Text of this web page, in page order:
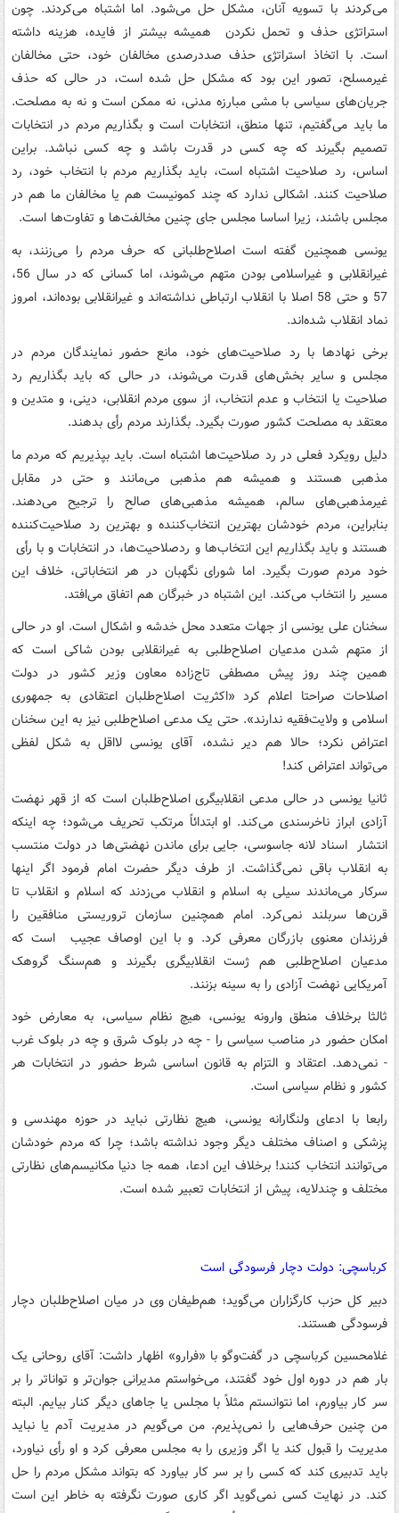
می‌کردند با تسویه آنان، مشکل حل می‌شود. اما اشتباه می‌کردند. چون
استراتژی حذف و تحمل نکردن همیشه بیشتر از فایده، هزینه داشته
است. با اتخاذ استراتژی حذف صددرصدی مخالفان خود، حتی مخالفان
غیرمسلح، تصور این بود که مشکل حل شده است، در حالی که حذف
جریان‌های سیاسی با مشی مبارزه مدنی، نه ممکن است و نه به مصلحت.
ما باید می‌گفتیم، تنها منطق، انتخابات است و بگذاریم مردم در انتخابات
تصمیم بگیرند که چه کسی در قدرت باشد و چه کسی نباشد. براین
اساس، رد صلاحیت اشتباه است، باید بگذاریم مردم با انتخاب خود، رد
صلاحیت کنند. اشکالی ندارد که چند کمونیست هم یا مخالفان ما هم در
مجلس باشند، زیرا اساسا مجلس جای چنین مخالفت‌ها و تفاوت‌ها است.
یونسی همچنین گفته است اصلاح‌طلبانی که حرف مردم را می‌زنند، به
غیرانقلابی و غیراسلامی بودن متهم می‌شوند، اما کسانی که در سال 56،
57 و حتی 58 اصلا با انقلاب ارتباطی نداشته‌اند و غیرانقلابی بوده‌اند، امروز
نماد انقلاب شده‌اند.
برخی نهادها با رد صلاحیت‌های خود، مانع حضور نمایندگان مردم در
مجلس و سایر بخش‌های قدرت می‌شوند، در حالی که باید بگذاریم رد
صلاحیت یا انتخاب و عدم انتخاب، از سوی مردم انقلابی، دینی، و متدین و
معتقد به مصلحت کشور صورت بگیرد. بگذارند مردم رأی بدهند.
دلیل رویکرد فعلی در رد صلاحیت‌ها اشتباه است. باید بپذیریم که مردم ما
مذهبی هستند و همیشه هم مذهبی می‌مانند و حتی در مقابل
غیرمذهبی‌های سالم، همیشه مذهبی‌های صالح را ترجیح می‌دهند.
بنابراین، مردم خودشان بهترین انتخاب‌کننده و بهترین رد صلاحیت‌کننده
هستند و باید بگذاریم این انتخاب‌ها و ردصلاحیت‌ها، در انتخابات و با رأی
خود مردم صورت بگیرد. اما شورای نگهبان در هر انتخاباتی، خلاف این
مسیر را انتخاب می‌کند. این اشتباه در خبرگان هم اتفاق می‌افتد.
سخنان علی‌ یونسی از جهات متعدد محل خدشه و اشکال است. او در حالی
از متهم شدن مدعیان اصلاح‌طلبی به غیرانقلابی بودن شاکی است که
همین چند روز پیش مصطفی تاج‌زاده معاون وزیر کشور در دولت
اصلاحات صراحتا اعلام کرد «اکثریت اصلاح‌طلبان اعتقادی به جمهوری
اسلامی و ولایت‌فقیه ندارند». حتی یک مدعی اصلاح‌طلبی نیز به این سخنان
اعتراض نکرد؛ حالا هم دیر نشده، آقای یونسی لااقل به شکل لفظی
می‌تواند اعتراض کند!
ثانیا یونسی در حالی مدعی انقلابیگری اصلاح‌طلبان است که از قهر نهضت
آزادی ابراز ناخرسندی می‌کند. او ابتدائاً مرتکب تحریف می‌شود؛ چه اینکه
انتشار اسناد لانه جاسوسی، جایی برای ماندن نهضتی‌ها در دولت منتسب
به انقلاب باقی نمی‌گذاشت. از طرف دیگر حضرت امام فرمود اگر اینها
سرکار می‌ماندند سیلی به اسلام و انقلاب می‌زدند که اسلام و انقلاب تا
قرن‌ها سربلند نمی‌کرد. امام همچنین سازمان تروریستی منافقین را
فرزندان معنوی بازرگان معرفی کرد. و با این اوصاف عجیب است که
مدعیان اصلاح‌طلبی هم ژست انقلابیگری بگیرند و هم‌سنگ گروهک
آمریکایی نهضت آزادی را به سینه بزنند.
ثالثا برخلاف منطق وارونه یونسی، هیچ نظام سیاسی، به معارض خود
امکان حضور در مناصب سیاسی را - چه در بلوک شرق و چه در بلوک غرب
- نمی‌دهد. اعتقاد و التزام به قانون اساسی شرط حضور در انتخابات هر
کشور و نظام سیاسی است.
رابعا با ادعای ولنگارانه یونسی، هیچ نظارتی نباید در حوزه مهندسی و
پزشکی و اصناف مختلف دیگر وجود نداشته باشد؛ چرا که مردم خودشان
می‌توانند انتخاب کنند! برخلاف این ادعا، همه جا دنیا مکانیسم‌های نظارتی
مختلف و چندلایه، پیش از انتخابات تعبیر شده است.
کرباسچی: دولت دچار فرسودگی است
دبیر کل حزب کارگزاران می‌گوید؛ هم‌طیفان وی در میان اصلاح‌طلبان دچار
فرسودگی هستند.
غلامحسین کرباسچی در گفت‌وگو با «فرارو» اظهار داشت: آقای روحانی یک
بار هم در دوره اول خود گفتند، می‌خواستم مدیرانی جوان‌تر و تواناتر را بر
سر کار بیاورم، اما نتوانستم مثلاً با مجلس یا جاهای دیگر کنار بیایم. البته
من چنین حرف‌هایی را نمی‌پذیرم. من می‌گویم در مدیریت آدم یا نباید
مدیریت را قبول کند یا اگر وزیری را به مجلس معرفی کرد و او رأی نیاورد،
باید تدبیری کند که کسی را بر سر کار بیاورد که بتواند مشکل مردم را حل
کند. در نهایت کسی نمی‌گوید اگر کاری صورت نگرفته به خاطر این است